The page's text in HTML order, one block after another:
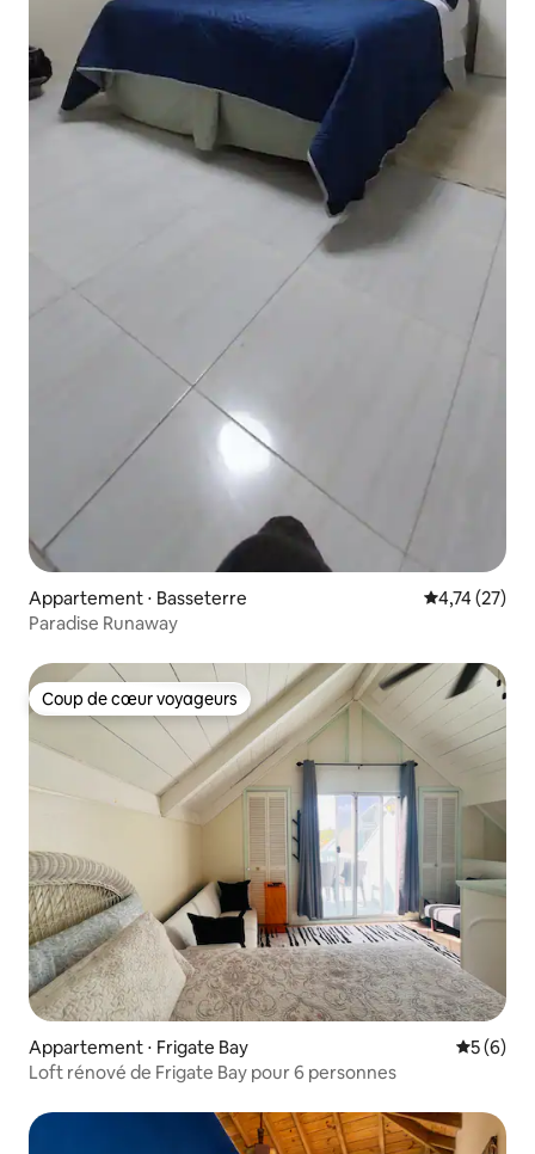
Appartement ⋅ Basseterre Évaluation
4,74 (27)
Paradise Runaway
Coup de cœur voyageurs
Coup de cœur voyageurs
Appartement ⋅ Frigate Bay
5 (6)
Loft rénové de Frigate Bay pour 6 personnes